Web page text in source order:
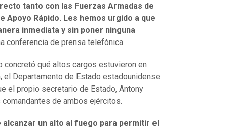
tanto con las Fuerzas Armadas de
Apoyo Rápido. Les hemos urgido a que
inmediata y sin poner ninguna
conferencia de prensa telefónica.
concretó qué altos cargos estuvieron en
el Departamento de Estado estadounidense
el propio secretario de Estado, Antony
de ambos ejércitos.
alcanzar un alto al fuego para permitir el